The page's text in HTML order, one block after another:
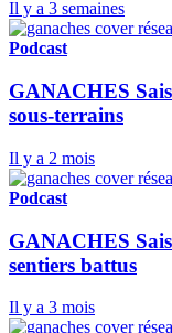
Il y a 3 semaines
Podcast
GANACHES
sous-terrains
Il y a 2 mois
Podcast
GANACHES
sentiers battus
Il y a 3 mois